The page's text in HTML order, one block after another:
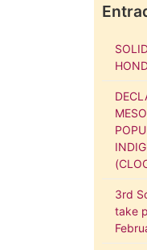
3rd
take